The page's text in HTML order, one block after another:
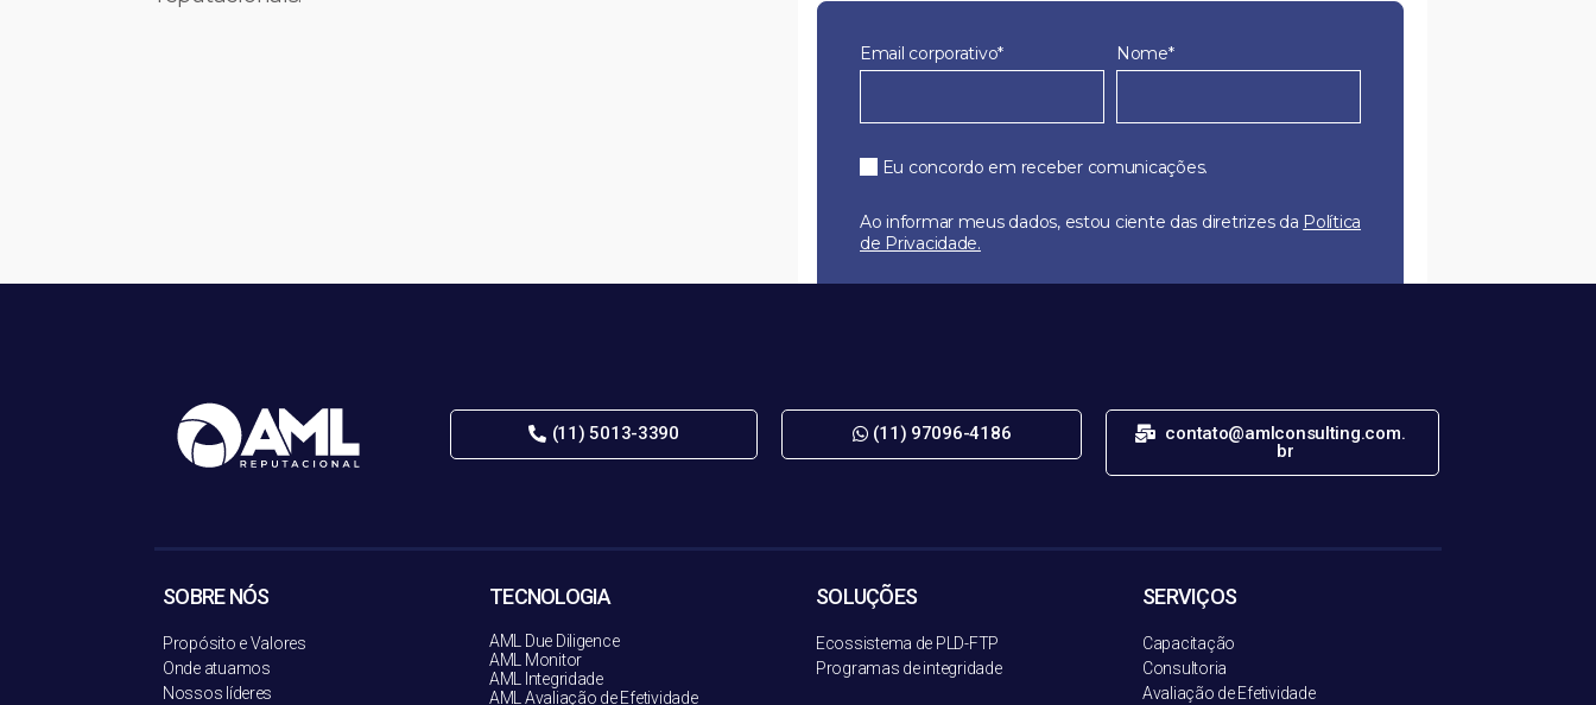
Email corporativo* Nome*
Eu concordo em receber comunicações.
Ao informar meus dados, estou ciente das diretrizes da Política
de Privacidade.
(11) 5013-3390 (11) 97096-4186
contato@amlconsulting.com.
br
SOBRE NÓS
Propósito e Valores
Onde atuamos
Nossos líderes
TECNOLOGIA
AML Due Diligence
AML Monitor
AML Integridade
AML Avaliação de Efetividade
SOLUÇÕES
Ecossistema de PLD-FTP
Programas de integridade
SERVIÇOS
Capacitação
Consultoria
Avaliação de Efetividade